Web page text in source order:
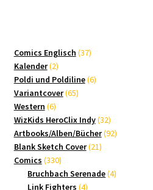
Comics Englisch 3737
Kalender 22
Produkte
Poldi und Poldiline 66
Variantcover 6565
Western 66
Produkte
WizKids HeroClix Indy 3232
Produkte
Artbooks/Alben/Bücher 9292
Blank Sketch Cover 2121
Comics 330330
Produkte
Bruchbach Serenade 44
Link Fighters 44